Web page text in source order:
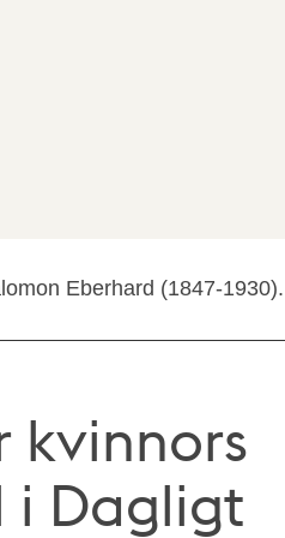
Eberhard (1847-1930).
kvinnors
i Dagligt